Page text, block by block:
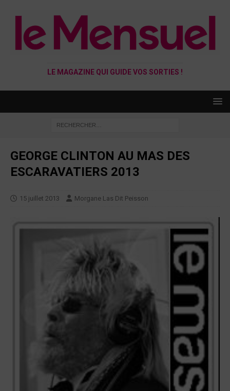
LE MAGAZINE QUI GUIDE VOS SORTIES !
GEORGE CLINTON AU MAS DES
ESCARAVATIERS 2013
15 juillet 2013 Morgane Las Dit Peisson